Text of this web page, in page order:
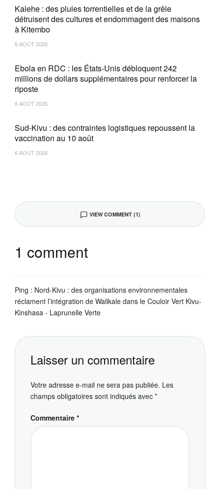
Kalehe : des pluies torrentielles et de la grêle
détruisent des cultures et endommagent des maisons
à Kitembo
6 AOÛT 2026
Ebola en RDC : les États-Unis débloquent 242
millions de dollars supplémentaires pour renforcer la
riposte
6 AOÛT 2026
Sud-Kivu : des contraintes logistiques repoussent la
vaccination au 10 août
6 AOÛT 2026
VIEW COMMENT (1)
1 comment
Ping : Nord-Kivu : des organisations environnementales
réclament l’intégration de Walikale dans le Couloir Vert Kivu-
Kinshasa - Laprunelle Verte
Laisser un commentaire
Votre adresse e-mail ne sera pas publiée. Les
champs obligatoires sont indiqués avec *
Commentaire *